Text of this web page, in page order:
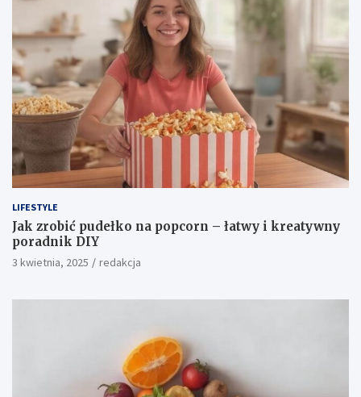
LIFESTYLE
Jak zrobić pudełko na popcorn – łatwy i kreatywny
poradnik DIY
3 kwietnia, 2025 redakcja